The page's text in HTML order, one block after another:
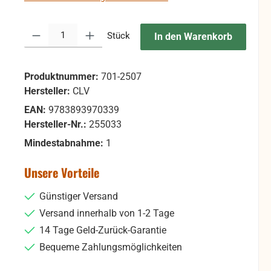
Produkt Anzahl: Gib den gewünschten Wert ein oder benutze
Stück In den Warenkorb
Produktnummer: 701-2507
Hersteller: CLV
EAN: 9783893970339
Hersteller-Nr.: 255033
Mindestabnahme: 1
Unsere Vorteile
Günstiger Versand
Versand innerhalb von 1-2 Tage
14 Tage Geld-Zurück-Garantie
Bequeme Zahlungsmöglichkeiten